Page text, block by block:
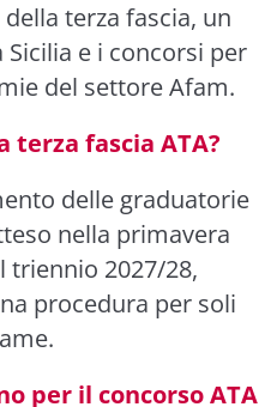
terza fascia, un
e i concorsi per
del settore Afam.
terza fascia ATA?
delle graduatorie
nella primavera
triennio 2027/28,
procedura per soli
per il concorso ATA